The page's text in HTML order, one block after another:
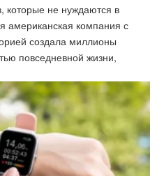
которые не нуждаются в
американская компания с
создала миллионы
повседневной жизни,